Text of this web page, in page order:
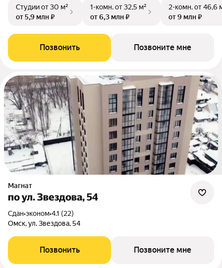
Студииот 30 м²
от 5,9 млн ₽
1-комн.от 32,5 м²
от 6,3 млн ₽
2-комн.от 46,6
от 9 млн ₽
Позвонить Позвоните мне
Магнат
по ул. Звездова, 54
Сдан•эконом•4.1 (22)
Омск, ул. Звездова, 54
Позвонить Позвоните мне